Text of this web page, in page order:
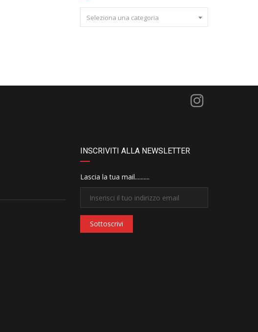
Seleziona una categoria
INSCRIVITI ALLA NEWSLETTER
Lascia la tua mail..........
Sottoscrivi